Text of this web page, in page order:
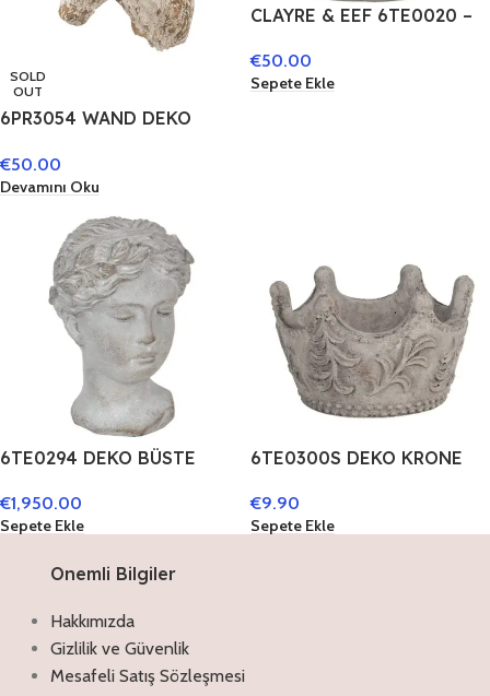
SOLD
OUT
6PR3054 WAND DEKO
€50.00
Devamını Oku
CLAYRE & EEF 6TE0020 –
€50.00
Sepete Ekle
6TE0294 DEKO BÜSTE
STEIN DEKO
ACCESSOIRES
€1,950.00
Sepete Ekle
6TE0300S DEKO KRONE
ACCESSOIRES
€9.90
Sepete Ekle
Onemli Bilgiler
Hakkımızda
Gizlilik ve Güvenlik
Mesafeli Satış Sözleşmesi